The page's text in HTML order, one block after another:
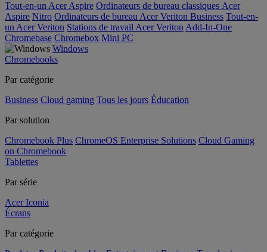
Tout-en-un Acer Aspire Ordinateurs de bureau classiques Acer
Aspire Nitro Ordinateurs de bureau Acer Veriton Business Tout-en-
un Acer Veriton Stations de travail Acer Veriton Add-In-One
Chromebase Chromebox Mini PC
Windows
Chromebooks
Par catégorie
Business Cloud gaming Tous les jours Éducation
Par solution
Chromebook Plus ChromeOS Enterprise Solutions Cloud Gaming
on Chromebook
Tablettes
Par série
Acer Iconia
Écrans
Par catégorie